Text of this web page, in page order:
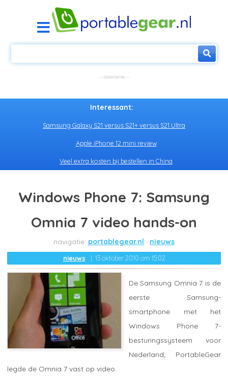
Interessant:
Samsung Galaxy S21 versus S21+ versus S21 Ultra
Apple iPhone 12 mini review
Veel extra kosten bij bestellen in China
Windows Phone 7: Samsung
Omnia 7 video hands-on
portablegear.nl nieuws
nieuws 13 oktober 2010 om 15:02
De Samsung Omnia 7 is de
eerste Samsung-
smartphone met het
Windows Phone 7-
besturingssysteem voor
Nederland; PortableGear
legde de Omnia 7 vast op video.